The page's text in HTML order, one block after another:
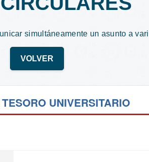
simultáneamente un asunto a
VOLVER
UNIVERSITARIO